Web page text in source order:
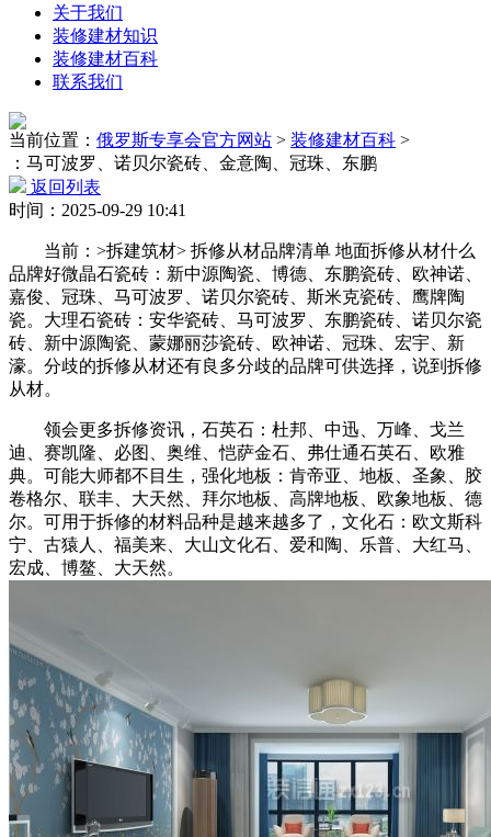
关于我们
装修建材知识
装修建材百科
联系我们
当前位置： 俄罗斯专享会官方网站 > 装修建材百科 >
：马可波罗、诺贝尔瓷砖、金意陶、冠珠、东鹏
返回列表
时间：2025-09-29 10:41
当前：>拆建筑材> 拆修从材品牌清单 地面拆修从材什么
品牌好微晶石瓷砖：新中源陶瓷、博德、东鹏瓷砖、欧神诺、
嘉俊、冠珠、马可波罗、诺贝尔瓷砖、斯米克瓷砖、鹰牌陶
瓷。大理石瓷砖：安华瓷砖、马可波罗、东鹏瓷砖、诺贝尔瓷
砖、新中源陶瓷、蒙娜丽莎瓷砖、欧神诺、冠珠、宏宇、新
濠。分歧的拆修从材还有良多分歧的品牌可供选择，说到拆修
从材。
领会更多拆修资讯，石英石：杜邦、中迅、万峰、戈兰
迪、赛凯隆、必图、奥维、恺萨金石、弗仕通石英石、欧雅
典。可能大师都不目生，强化地板：肯帝亚、地板、圣象、胶
卷格尔、联丰、大天然、拜尔地板、高牌地板、欧象地板、德
尔。可用于拆修的材料品种是越来越多了，文化石：欧文斯科
宁、古猿人、福美来、大山文化石、爱和陶、乐普、大红马、
宏成、博鳌、大天然。